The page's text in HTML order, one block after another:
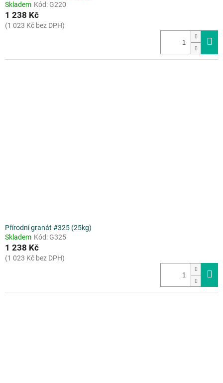
Skladem Kód: G220
1 238 Kč
(1 023 Kč bez DPH)
Přírodní granát #325 (25kg)
Skladem Kód: G325
1 238 Kč
(1 023 Kč bez DPH)